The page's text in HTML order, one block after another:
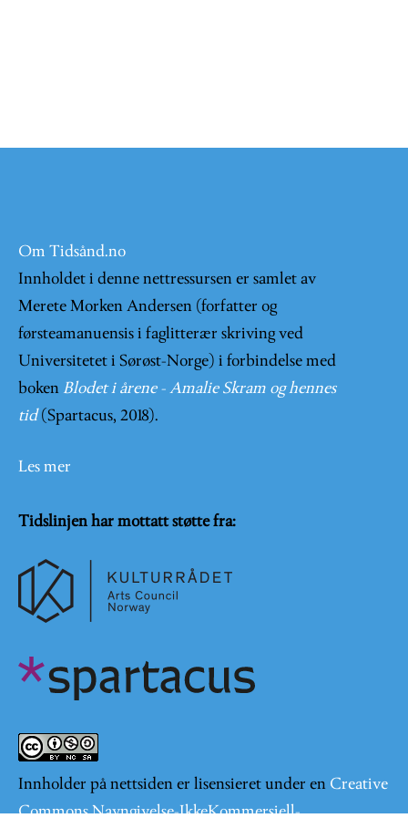
Om Tidsånd.no
Innholdet i denne nettressursen er samlet av
Merete Morken Andersen (forfatter og
førsteamanuensis i faglitterær skriving ved
Universitetet i Sørøst-Norge) i forbindelse med
boken Blodet i årene - Amalie Skram og hennes
tid (Spartacus, 2018).
Les mer
Tidslinjen har mottatt støtte fra:
Innholder på nettsiden er lisensieret under en Creative
Commons Navngivelse-IkkeKommersiell-